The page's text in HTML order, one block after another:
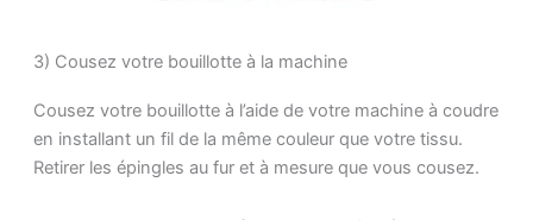
3) Cousez votre bouillotte à la machine
Cousez votre bouillotte à l’aide de votre machine à coudre
en installant un fil de la même couleur que votre tissu.
Retirer les épingles au fur et à mesure que vous cousez.